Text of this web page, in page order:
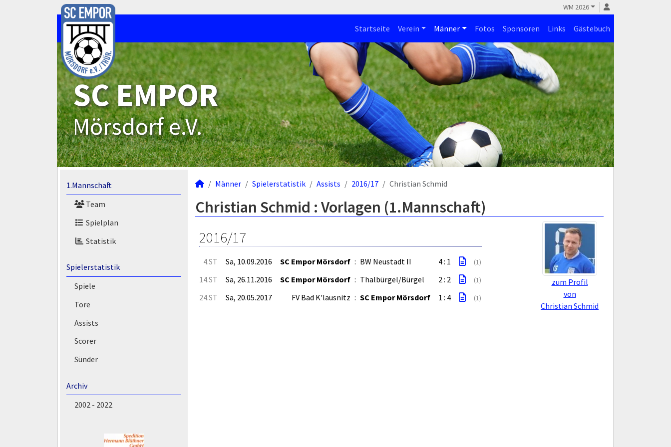
WM 2026
Startseite Verein Männer Fotos Sponsoren Links Gästebuch
SC EMPOR
Mörsdorf e.V.
1.Mannschaft
Team
Spielplan
Statistik
Spielerstatistik
Spiele
Tore
Assists
Scorer
Sünder
Archiv
2002 - 2022
Männer Spielerstatistik Assists 2016/17 Christian Schmid
Christian Schmid : Vorlagen (1.Mannschaft)
zum Profil
von
Christian Schmid
2016/17
4.ST Sa, 10.09.2016 SC Empor Mörsdorf : BW Neustadt II 4 : 1 (1)
14.ST Sa, 26.11.2016 SC Empor Mörsdorf : Thalbürgel/Bürgel 2 : 2 (1)
24.ST Sa, 20.05.2017 FV Bad K'lausnitz : SC Empor Mörsdorf 1 : 4 (1)